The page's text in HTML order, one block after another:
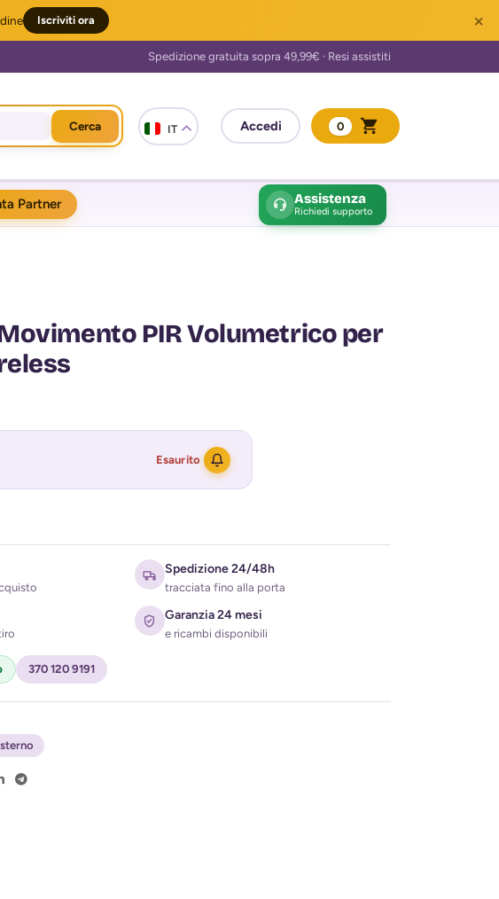
Iscriviti ora ×
Cerca IT 0
Partner Assistenza
Richiedi supporto
PIR Volumetrico per
Esaurito
dei miei dati per ricevere l'avviso di disponibilità
Spedizione 24/48h
tracciata fino alla porta
Garanzia 24 mesi
e ricambi disponibili
370 120 9191